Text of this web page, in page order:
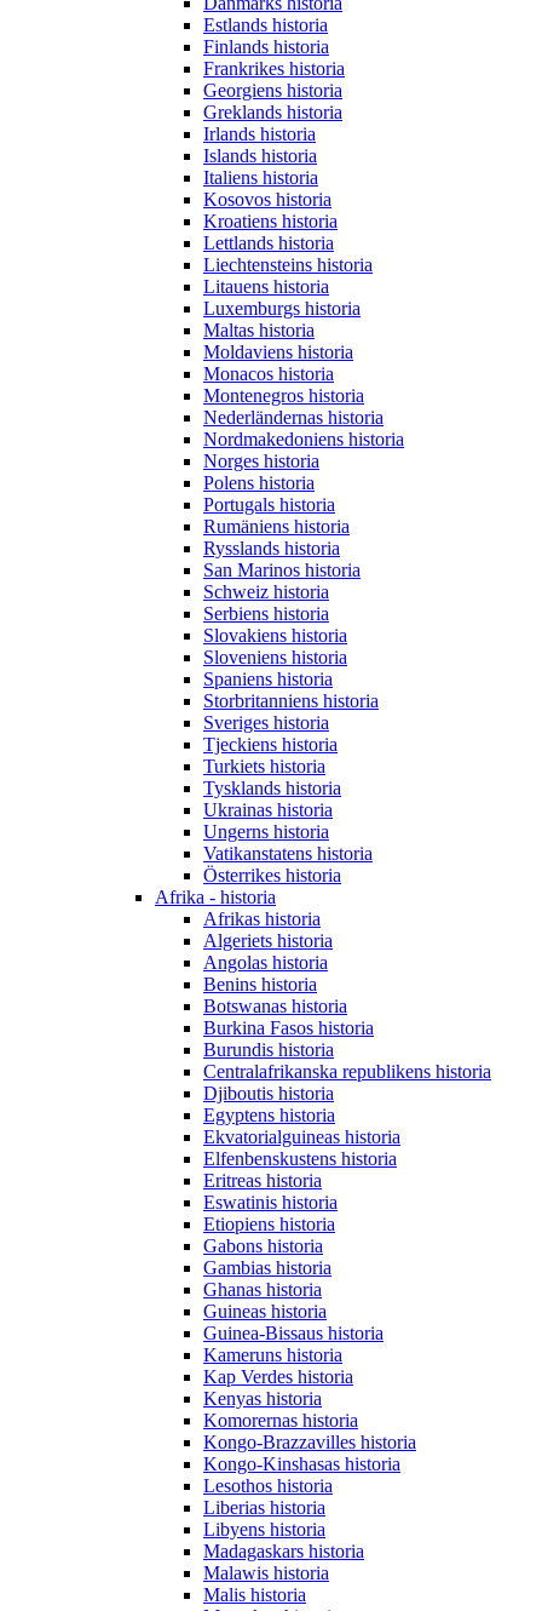
Estlands historia
Finlands historia
Frankrikes historia
Georgiens historia
Greklands historia
Irlands historia
Islands historia
Italiens historia
Kosovos historia
Kroatiens historia
Lettlands historia
Liechtensteins historia
Litauens historia
Luxemburgs historia
Maltas historia
Moldaviens historia
Monacos historia
Montenegros historia
Nederländernas historia
Nordmakedoniens historia
Norges historia
Polens historia
Portugals historia
Rumäniens historia
Rysslands historia
San Marinos historia
Schweiz historia
Serbiens historia
Slovakiens historia
Sloveniens historia
Spaniens historia
Storbritanniens historia
Sveriges historia
Tjeckiens historia
Turkiets historia
Tysklands historia
Ukrainas historia
Ungerns historia
Vatikanstatens historia
Österrikes historia
Afrika - historia
Afrikas historia
Algeriets historia
Angolas historia
Benins historia
Botswanas historia
Burkina Fasos historia
Burundis historia
Centralafrikanska republikens historia
Djiboutis historia
Egyptens historia
Ekvatorialguineas historia
Elfenbenskustens historia
Eritreas historia
Eswatinis historia
Etiopiens historia
Gabons historia
Gambias historia
Ghanas historia
Guineas historia
Guinea-Bissaus historia
Kameruns historia
Kap Verdes historia
Kenyas historia
Komorernas historia
Kongo-Brazzavilles historia
Kongo-Kinshasas historia
Lesothos historia
Liberias historia
Libyens historia
Madagaskars historia
Malawis historia
Malis historia